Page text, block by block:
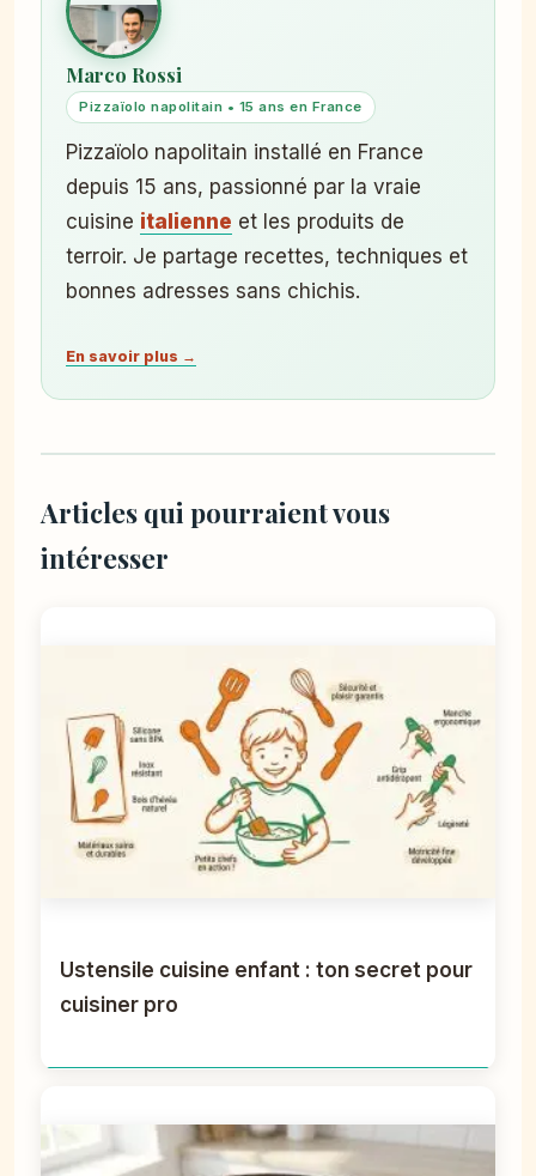
Marco Rossi
Pizzaïolo napolitain • 15 ans en France
Pizzaïolo napolitain installé en France
depuis 15 ans, passionné par la vraie
cuisine italienne et les produits de
terroir. Je partage recettes, techniques et
bonnes adresses sans chichis.
En savoir plus →
Articles qui pourraient vous
intéresser
Ustensile cuisine enfant : ton secret pour
cuisiner pro